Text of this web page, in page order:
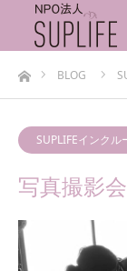
ホームBLOG
SUPLIFEインク
写真撮影会